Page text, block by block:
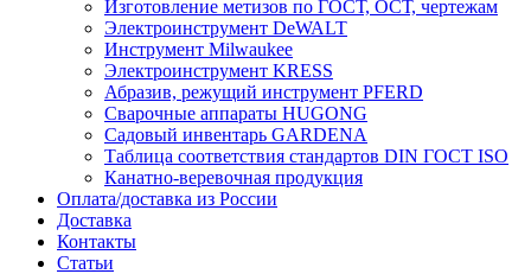
Изготовление метизов по ГОСТ, ОСТ, чертежам
Электроинструмент DeWALT
Инструмент Milwaukee
Электроинструмент KRESS
Абразив, режущий инструмент PFERD
Сварочные аппараты HUGONG
Садовый инвентарь GARDENA
Таблица соответствия стандартов DIN ГОСТ ISO
Канатно-веревочная продукция
Оплата/доставка из России
Доставка
Контакты
Статьи